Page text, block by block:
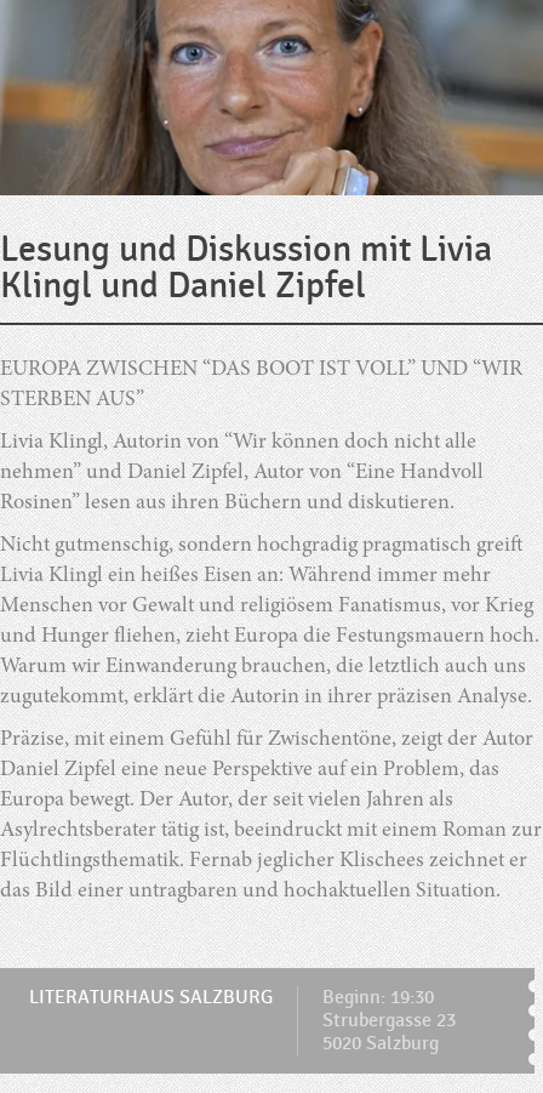
Lesung und Diskussion mit Livia
Klingl und Daniel Zipfel
EUROPA ZWISCHEN “DAS BOOT IST VOLL” UND “WIR
STERBEN AUS”
Livia Klingl, Autorin von “Wir können doch nicht alle
nehmen” und Daniel Zipfel, Autor von “Eine Handvoll
Rosinen” lesen aus ihren Büchern und diskutieren.
Nicht gutmenschig, sondern hochgradig pragmatisch greift
Livia Klingl ein heißes Eisen an: Während immer mehr
Menschen vor Gewalt und religiösem Fanatismus, vor Krieg
und Hunger fliehen, zieht Europa die Festungsmauern hoch.
Warum wir Einwanderung brauchen, die letztlich auch uns
zugutekommt, erklärt die Autorin in ihrer präzisen Analyse.
Präzise, mit einem Gefühl für Zwischentöne, zeigt der Autor
Daniel Zipfel eine neue Perspektive auf ein Problem, das
Europa bewegt. Der Autor, der seit vielen Jahren als
Asylrechtsberater tätig ist, beeindruckt mit einem Roman zur
Flüchtlingsthematik. Fernab jeglicher Klischees zeichnet er
das Bild einer untragbaren und hochaktuellen Situation.
LITERATURHAUS SALZBURG
Beginn: 19:30
Strubergasse 23
5020 Salzburg